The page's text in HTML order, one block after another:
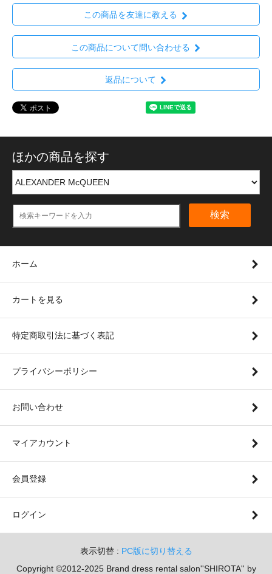
この商品を友達に教える
この商品について問い合わせる
返品について
ほかの商品を探す
検索
ホーム
カートを見る
特定商取引法に基づく表記
プライバシーポリシー
お問い合わせ
マイアカウント
会員登録
ログイン
表示切替 : PC版に切り替える
Copyright ©2012-2025 Brand dress rental salon''SHIROTA'' by